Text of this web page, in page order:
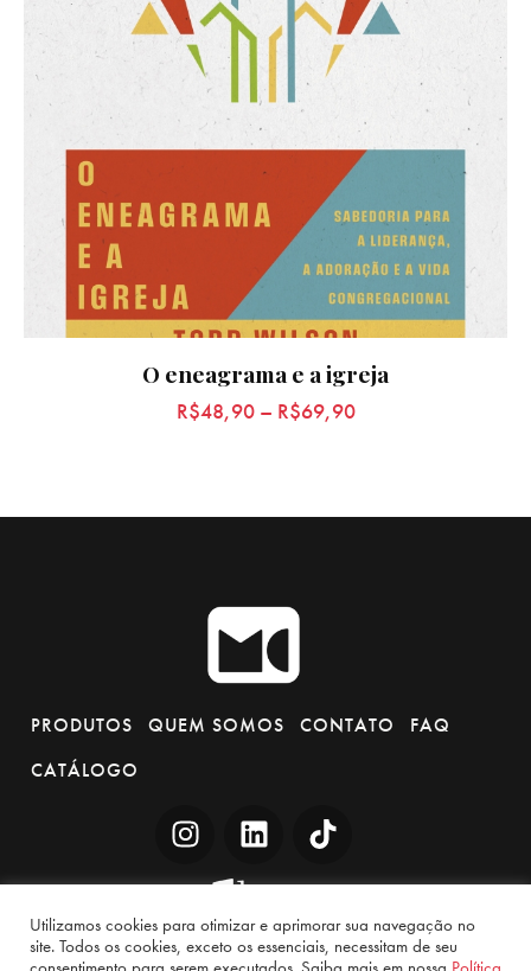
O eneagrama e a igreja
R$48,90– R$69,90
PRODUTOS QUEM SOMOS CONTATO
FAQ
CATÁLOGO
Utilizamos cookies para otimizar e aprimorar sua navegação no
site. Todos os cookies, exceto os essenciais, necessitam de seu